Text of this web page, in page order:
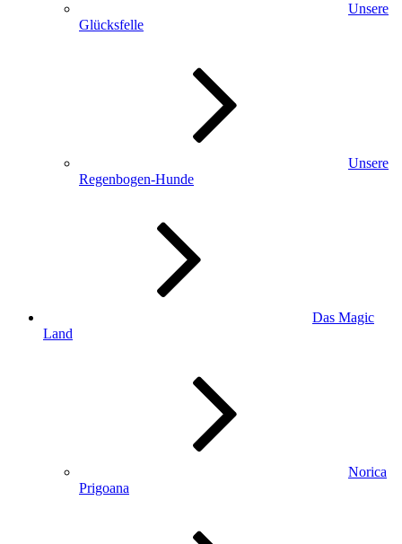
Unsere
Glücksfelle
Unsere
Regenbogen-Hunde
Das Magic
Land
Norica
Prigoana